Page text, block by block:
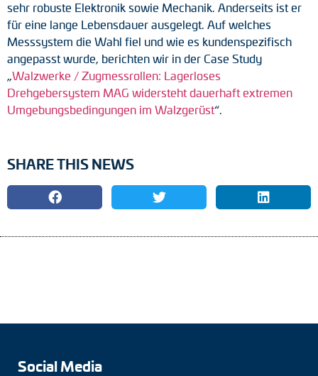
sehr robuste Elektronik sowie Mechanik. Anderseits ist er
für eine lange Lebensdauer ausgelegt. Auf welches
Messsystem die Wahl fiel und wie es kundenspezifisch
angepasst wurde, berichten wir in der Case Study
„Walzwerke / Zugmessrollen: Lagerloses
Drehgebersystem MAG widersteht dauerhaft extremen
Umgebungsbedingungen im Walzgerüst“.
SHARE THIS NEWS
Social Media